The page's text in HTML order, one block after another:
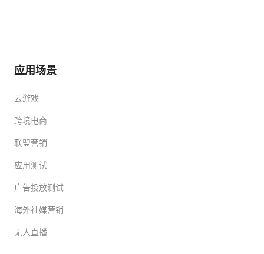
应用场景
云游戏
跨境电商
联盟营销
应用测试
广告投放测试
海外社媒营销
无人直播